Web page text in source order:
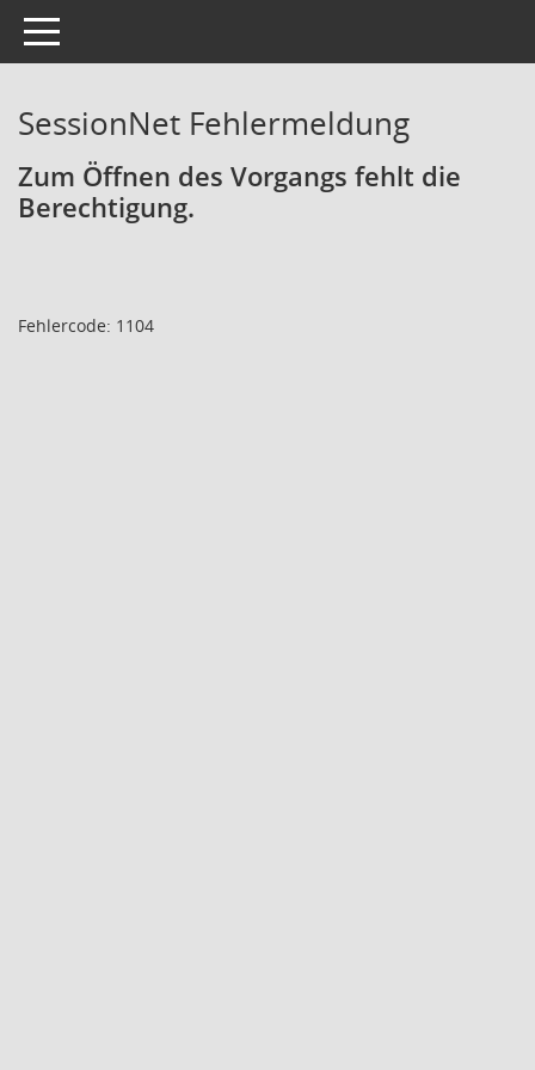
Toggle navigation
SessionNet Fehlermeldung
Zum Öffnen des Vorgangs fehlt die
Berechtigung.
Fehlercode: 1104